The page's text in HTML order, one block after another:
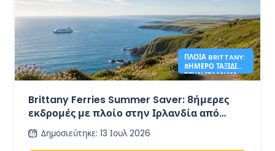
ΠΛΟΊΑ BRITTANY:
8ΉΜΕΡΟ ΤΑΞΊΔΙ
ΣΤΗΝ ΙΡΛΑΝΔΊΑ
Brittany Ferries Summer Saver: 8ήμερες
εκδρομές με πλοίο στην Ιρλανδία από
349€ μετ' επιστροφής
Δημοσιεύτηκε: 13 Ιουλ 2026